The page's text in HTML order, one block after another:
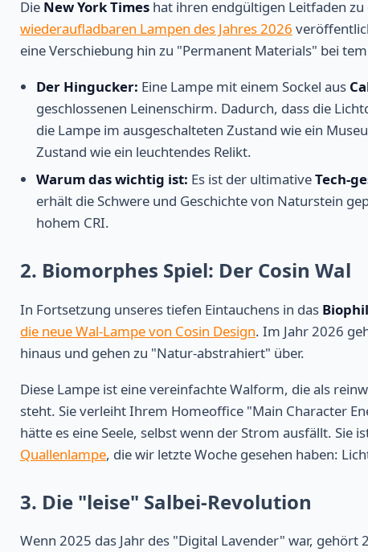
Die New York Times hat ihren endgültigen Leitfaden zu
wiederaufladbaren Lampen des Jahres 2026
eine Verschiebung hin zu "Permanent Materials" bei
Der Hingucker: Eine Lampe mit einem Sockel aus
geschlossenen Leinenschirm. Dadurch, dass die
die Lampe im ausgeschalteten Zustand wie ein
Zustand wie ein leuchtendes Relikt.
Warum das wichtig ist: Es ist der ultimativeTech-
erhält die Schwere und Geschichte von Naturstein
hohem CRI.
2. Biomorphes Spiel: Der Cosin Wal
In Fortsetzung unseres tiefen Eintauchens in das
die neue Wal-Lampe von Cosin Design. Im Jahr 2026
hinaus und gehen zu "Natur-abstrahiert" über.
Diese Lampe ist eine vereinfachte Walform, die als
steht. Sie verleiht Ihrem Homeoffice "Main Character
hätte es eine Seele, selbst wenn der Strom ausfällt. Sie
Quallenlampe, die wir letzte Woche gesehen haben:
3. Die "leise" Salbei-Revolution
Wenn 2025 das Jahr des "Digital Lavender" war, gehört